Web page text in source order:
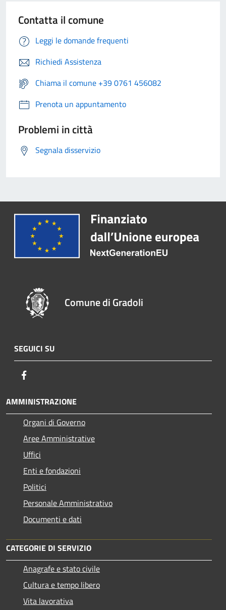
Contatta il comune
Leggi le domande frequenti
Richiedi Assistenza
Chiama il comune +39 0761 456082
Prenota un appuntamento
Problemi in città
Segnala disservizio
Comune di Gradoli
SEGUICI SU
AMMINISTRAZIONE
Organi di Governo
Aree Amministrative
Uffici
Enti e fondazioni
Politici
Personale Amministrativo
Documenti e dati
CATEGORIE DI SERVIZIO
Anagrafe e stato civile
Cultura e tempo libero
Vita lavorativa